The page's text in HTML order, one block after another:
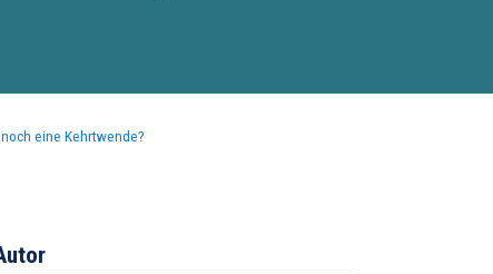
eine Kehrtwende?